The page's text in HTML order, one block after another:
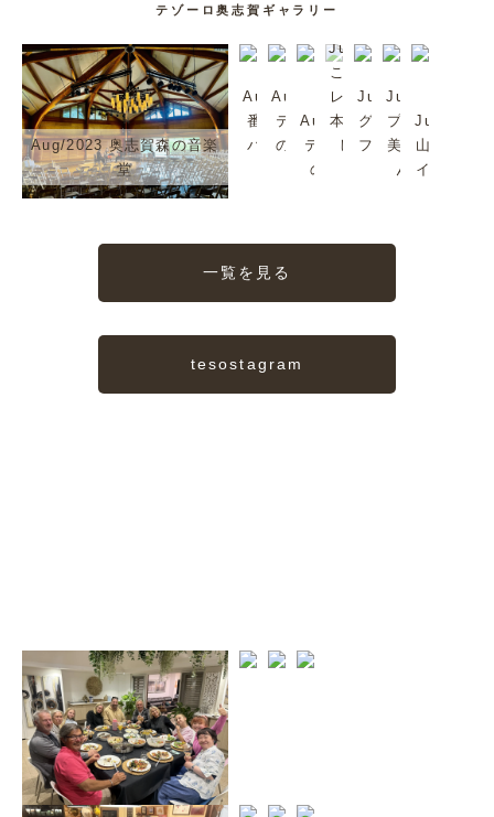
テゾーロ奥志賀ギャラリー
Aug/2023 奥志賀森の音楽
堂
Aug/2023
番頭シン
バくんで
Aug/2023
テゾーロ
のジャズ
2
Aug/2023
テゾーロ
のJazz
Jul/2023
これは超
レア。日
本では珍
しいか
Jul/2023
グリーンタ
フを歩いて
みる？
Jul/2023
プラムも
美味しい
んだよ
Jul/2023
山ノ内町
イイね〜
一覧を見る
tesostagram